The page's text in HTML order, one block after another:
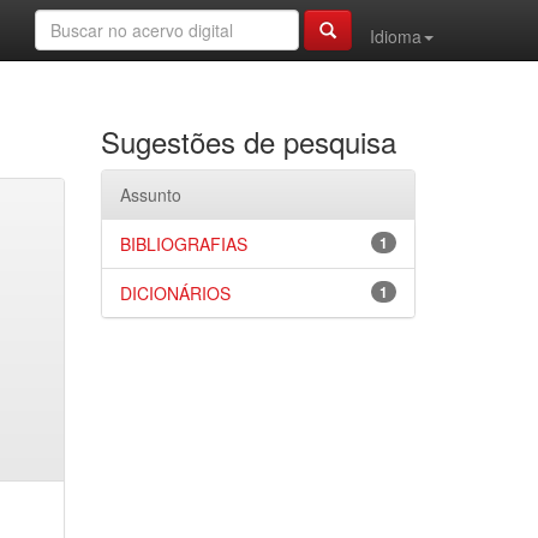
Idioma
Sugestões de pesquisa
Assunto
1
BIBLIOGRAFIAS
1
DICIONÁRIOS